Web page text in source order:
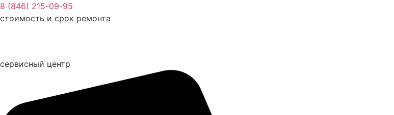
Перейти
к
8 (846) 215-09-95
стоимость и срок ремонта
сервисный центр